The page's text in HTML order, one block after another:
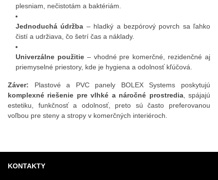
plesniam, nečistotám a baktériám.
Jednoduchá údržba – hladký a bezpórový povrch sa ľahko
čistí a udržiava, čo šetrí čas a náklady.
Univerzálne použitie– vhodné pre komerčné, rezidenčné aj
priemyselné priestory, kde je hygiena a odolnosť kľúčová.
Záver: Plastové a PVC panely BOLEX Systems poskytujú
komplexné riešenie pre vlhké a náročné prostredia, spájajú
estetiku, funkčnosť a odolnosť, preto sú často preferovanou
voľbou pre steny a stropy v komerčných interiéroch.
KONTAKTY